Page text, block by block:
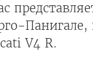
V4 R.